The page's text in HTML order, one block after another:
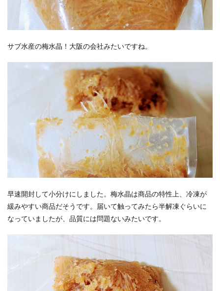
サブ水産の梅水晶！大阪の会社みたいですね。
早速開封して小分けにしました。梅水晶は商品の特性上、冷凍が
緩みやすい商品だそうです。届いて触ってみたら半解凍ぐらいに
なっていましたが、品質には問題ないみたいです。